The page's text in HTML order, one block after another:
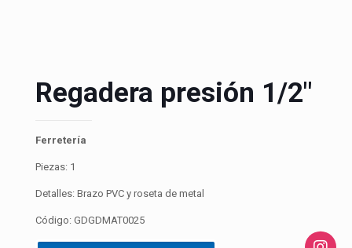
Regadera presión 1/2″
Ferretería
Piezas: 1
Detalles: Brazo PVC y roseta de metal
Código: GDGDMAT0025